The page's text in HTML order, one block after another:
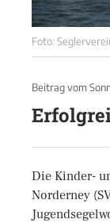
Foto:
Beitrag vom
Die Kinder-
Norderney